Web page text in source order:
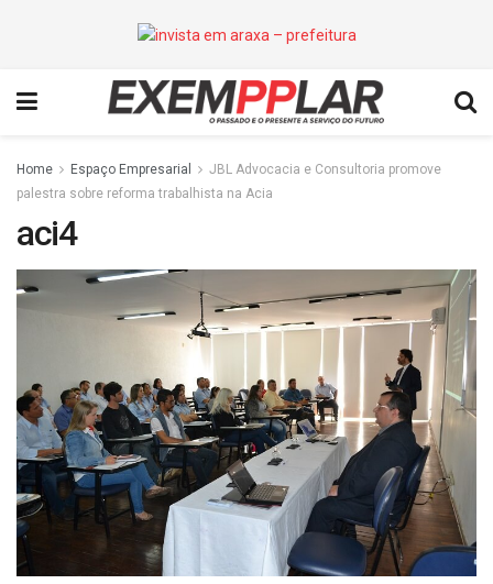
Home Espaço Empresarial
JBL Advocacia e Consultoria promove
palestra sobre reforma trabalhista na Acia
aci4